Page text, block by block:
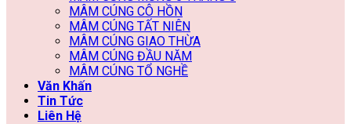
MÂM CÚNG CÔ HỒN
MÂM CÚNG TẤT NIÊN
MÂM CÚNG GIAO THỪA
MÂM CÚNG ĐẦU NĂM
MÂM CÚNG TỔ NGHỀ
Văn Khấn
Tin Tức
Liên Hệ